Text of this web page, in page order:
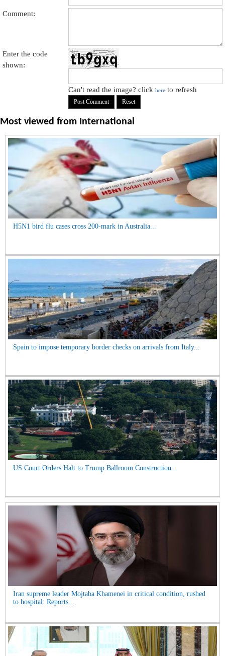
Comment:
Enter the code
shown:
Can't read the image? clickhere to refresh
Most viewed from International
H5N1 bird flu cases cross 200-mark in Australia...
Spain to impose temporary border checks on arrivals from Italy...
US Court Orders Halt to Trump Ballroom Construction...
Iran supreme leader Mojtaba Khamenei in critical condition, rushed
to hospital: Reports...